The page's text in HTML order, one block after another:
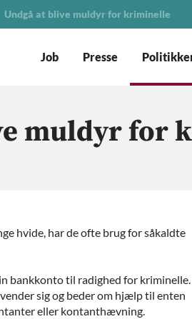
Undgå at blive muldyr for kriminelle
Job Presse
muldyr for
hvide, har de ofte brug for såkaldte
bankkonto til radighed for kriminelle.
sig og beder om hjælp til enten
eller kontanthævning.